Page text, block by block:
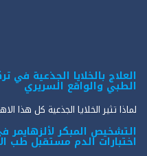
العلاج بالخلايا الجذعية في
الطبي والواقع السريري
لماذا تثير الخلايا الجذعية كل هذا
التشخيص المبكر لألزهايمر
اختبارات الدم مستقبل طب